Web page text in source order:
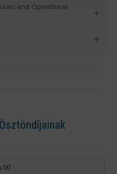
and Operational